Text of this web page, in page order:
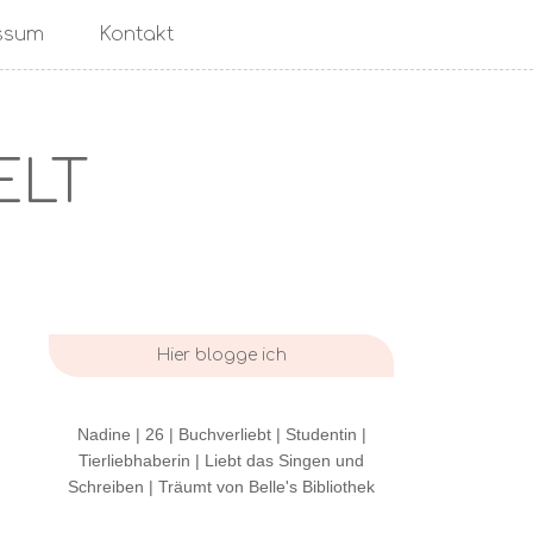
Kontakt
Hier blogge ich
Nadine | 26 | Buchverliebt | Studentin |
Tierliebhaberin | Liebt das Singen und
Schreiben | Träumt von Belle's Bibliothek